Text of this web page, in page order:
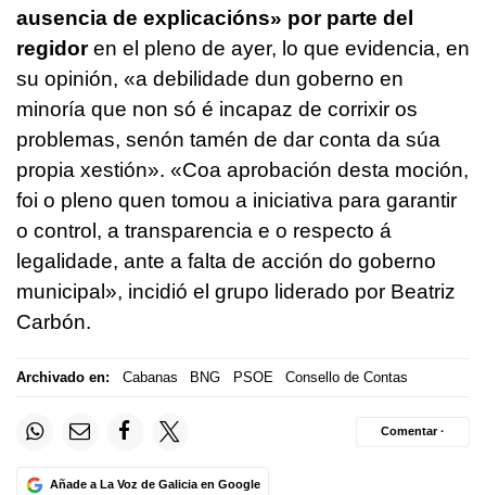
ausencia de explicacións» por parte del
regidoren el pleno de ayer, lo que evidencia, en
su opinión, «a debilidade dun goberno en
minoría que non só é incapaz de corrixir os
problemas, senón tamén de dar conta da súa
propia xestión». «Coa aprobación desta moción,
foi o pleno quen tomou a iniciativa para garantir
o control, a transparencia e o respecto á
legalidade, ante a falta de acción do goberno
municipal», incidió el grupo liderado por Beatriz
Carbón.
Archivado en: Cabanas BNG PSOE Consello de Contas
Añade a La Voz de Galicia en Google
Comentar ·